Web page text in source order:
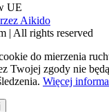
UE
Aikido
| All rights reserved
do mierzenia
Twojej zgody nie
Więcej